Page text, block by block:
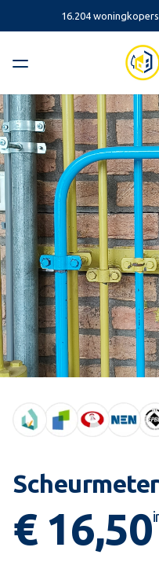
16.204
Scheurmeter
€ 16,50